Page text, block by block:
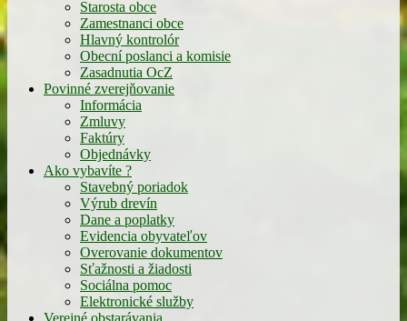
Starosta obce
Zamestnanci obce
Hlavný kontrolór
Obecní poslanci a komisie
Zasadnutia OcZ
Povinné zverejňovanie
Informácia
Zmluvy
Faktúry
Objednávky
Ako vybavíte ?
Stavebný poriadok
Výrub drevín
Dane a poplatky
Evidencia obyvateľov
Overovanie dokumentov
Sťažnosti a žiadosti
Sociálna pomoc
Elektronické služby
Verejné obstarávania